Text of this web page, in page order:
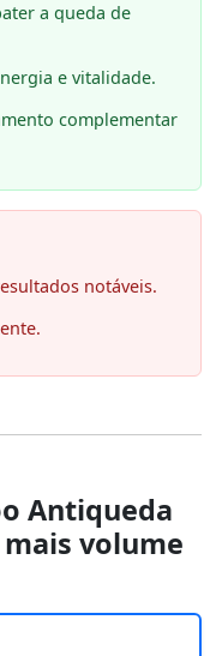
a queda de
e vitalidade.
complementar
notáveis.
Antiqueda
volume